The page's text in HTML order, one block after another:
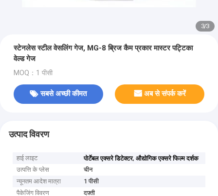
1/3
स्टेनलेस स्टील वेसलिंग गेज, MG-8 ब्रिज कैम प्रकार मास्टर पट्टिका
वेल्ड गेज
MOQ：1 पीसी
सबसे अच्छी कीमत अब से संपर्क करें
उत्पाद विवरण
हाई लाइट पोर्टेबल एक्सरे डिटेक्टर,औद्योगिक एक्सरे फिल्म दर्शक
उत्पत्ति के प्लेस
चीन
न्यूनतम आदेश मात्रा
1 पीसी
पैकेजिंग विवरण
दफ़्ती